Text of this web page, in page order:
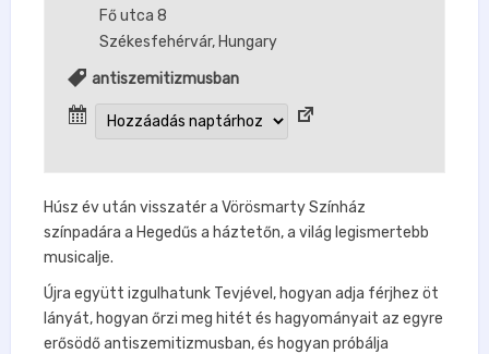
Fő utca 8
Székesfehérvár, Hungary
antiszemitizmusban
Húsz év után visszatér a Vörösmarty Színház
színpadára a Hegedűs a háztetőn, a világ legismertebb
musicalje.
Újra együtt izgulhatunk Tevjével, hogyan adja férjhez öt
lányát, hogyan őrzi meg hitét és hagyományait az egyre
erősödő antiszemitizmusban, és hogyan próbálja